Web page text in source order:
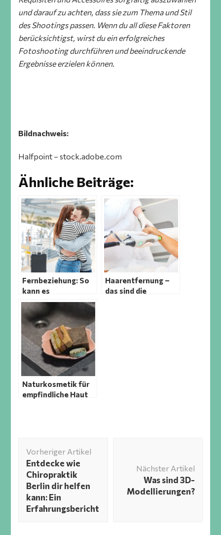
und darauf zu achten, dass sie zum Thema und Stil
des Shootings passen. Wenn du all diese Faktoren
berücksichtigst, wirst du ein erfolgreiches
Fotoshooting durchführen und beeindruckende
Ergebnisse erzielen können.
Bildnachweis:
Halfpoint – stock.adobe.com
Ähnliche Beiträge:
Fernbeziehung: So
kann es
funktionieren
Haarentfernung –
das sind die
Naturkosmetik für
empfindliche Haut
Vorheriger Artikel
Entdecke wie
Chiropraktik
Berlin dir helfen
kann: Ein
Erfahrungsbericht
Nächster Artikel
Was sind 3D-
Modellierungen?